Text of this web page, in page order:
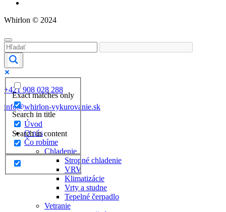
Whirlon © 2024
Exact matches only
Search in title
Search in content
+421 908 028 288
info@whirlon-vykurovanie.sk
Úvod
O nás
Čo robíme
Chladenie
Stropné chladenie
VRV
Klimatizácie
Vrty a studne
Tepelné čerpadlo
Vetranie